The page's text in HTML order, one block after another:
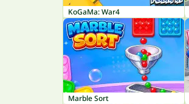
KoGaMa: War4
Marble Sort